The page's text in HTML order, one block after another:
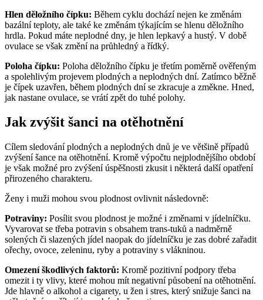
Hlen děložního čípku: Během cyklu dochází nejen ke změnám
bazální teploty, ale také ke změnám týkajícím se hlenu děložního
hrdla. Pokud máte neplodné dny, je hlen lepkavý a hustý. V době
ovulace se však změní na průhledný a řídký.
Poloha čípku: Poloha děložního čípku je třetím poměrně ověřeným
a spolehlivým projevem plodných a neplodných dní. Zatímco běžně
je čípek uzavřen, během plodných dní se zkracuje a změkne. Hned,
jak nastane ovulace, se vrátí zpět do tuhé polohy.
Jak zvýšit šanci na otěhotnění
Cílem sledování plodných a neplodných dnů je ve většině případů
zvýšení šance na otěhotnění. Kromě výpočtu nejplodnějšího období
je však možné pro zvýšení úspěšnosti zkusit i některá další opatření
přirozeného charakteru.
Ženy i muži mohou svou plodnost ovlivnit následovně:
Potraviny: Posílit svou plodnost je možné i změnami v jídelníčku.
Vyvarovat se třeba potravin s obsahem trans-tuků a nadměrně
solených či slazených jídel naopak do jídelníčku je zas dobré zařadit
ořechy, ovoce, zeleninu, ryby a potraviny s vlákninou.
Omezení škodlivých faktorů: Kromě pozitivní podpory třeba
omezit i ty vlivy, které mohou mít negativní působení na otěhotnění.
Jde hlavně o alkohol a cigarety, u žen i stres, který snižuje šanci na